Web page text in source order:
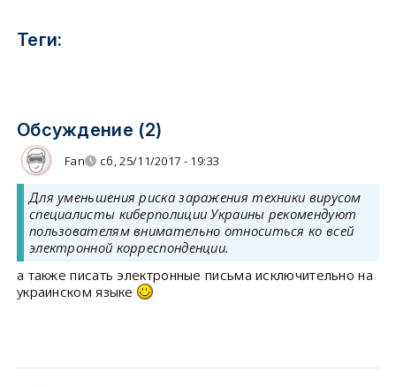
Теги:
Обсуждение (2)
Fan сб, 25/11/2017 - 19:33
Для уменьшения риска заражения техники вирусом
специалисты киберполиции Украины рекомендуют
пользователям внимательно относиться ко всей
электронной корреспонденции.
а также писать электронные письма исключительно на
украинском языке